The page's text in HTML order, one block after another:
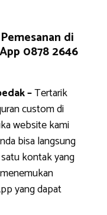
di
0878 2646
–Tertarik
custom di
website kami
bisa langsung
kontak yang
yang dapat